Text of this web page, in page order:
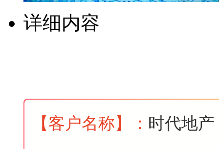
详细内容
【客户名称】 ： 时代地产